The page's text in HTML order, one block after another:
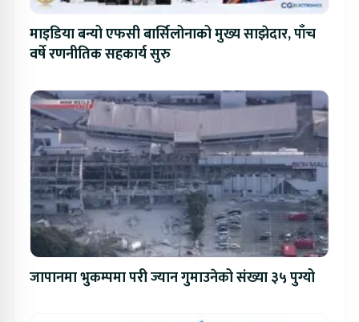
माइडिया बन्यो एफसी बार्सिलोनाको मुख्य साझेदार, पाँच
वर्षे रणनीतिक सहकार्य सुरु
जापानमा भुकम्पमा परी ज्यान गुमाउनेको संख्या ३५ पुग्यो